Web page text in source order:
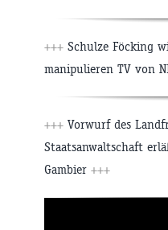
+++ Schulze Föcking
manipulieren TV von
+++ Vorwurf des
Staatsanwaltschaft
Gambier +++